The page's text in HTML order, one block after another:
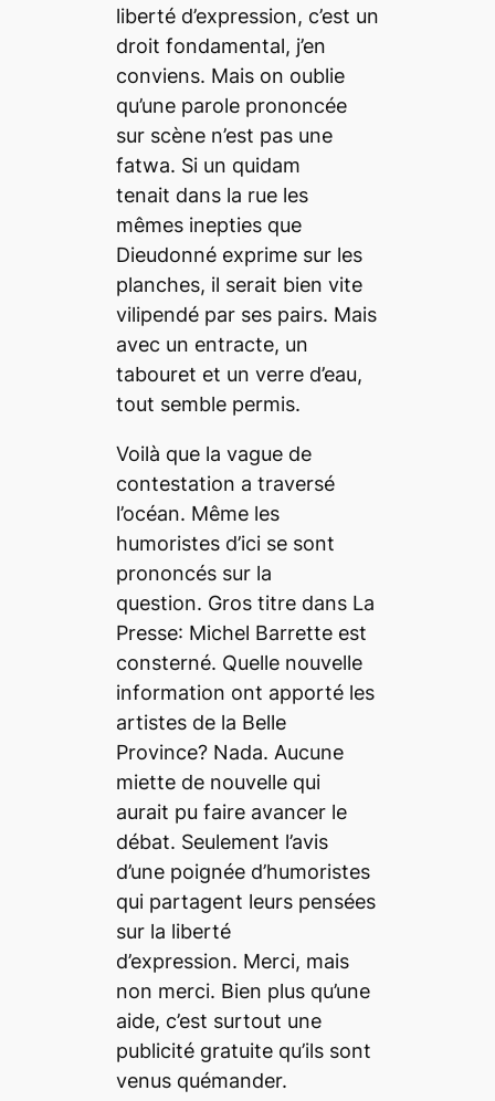
liberté d’expression, c’est un
droit fondamental, j’en
conviens. Mais on oublie
qu’une parole prononcée
sur scène n’est pas une
fatwa. Si un quidam
tenait dans la rue les
mêmes inepties que
Dieudonné exprime sur les
planches, il serait bien vite
vilipendé par ses pairs. Mais
avec un entracte, un
tabouret et un verre d’eau,
tout semble permis.
Voilà que la vague de
contestation a traversé
l’océan. Même les
humoristes d’ici se sont
prononcés sur la
question. Gros titre dans La
Presse: Michel Barrette est
consterné. Quelle nouvelle
information ont apporté les
artistes de la Belle
Province? Nada. Aucune
miette de nouvelle qui
aurait pu faire avancer le
débat. Seulement l’avis
d’une poignée d’humoristes
qui partagent leurs pensées
sur la liberté
d’expression. Merci, mais
non merci. Bien plus qu’une
aide, c’est surtout une
publicité gratuite qu’ils sont
venus quémander.